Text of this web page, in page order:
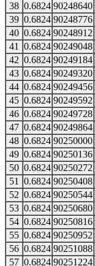
38 0.6824 90248640
39 0.6824 90248776
40 0.6824 90248912
41
0.6824 90249048
42 0.6824 90249184
43 0.6824 90249320
44 0.6824 90249456
45 0.6824 90249592
46 0.6824 90249728
47 0.6824 90249864
48 0.6824 90250000
49 0.6824 90250136
50 0.6824 90250272
51
0.6824 90250408
52 0.6824 90250544
53 0.6824 90250680
54 0.6824 90250816
55 0.6824 90250952
56 0.6824 90251088
57 0.6824 90251224